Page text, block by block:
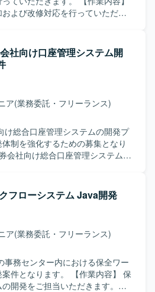
工程から開発・保守まで一気通
きます。 【開発環境】
心としたWebアプリケーション
。クラウド技術としてAWSを利
定義や基本設計など上流工程に
。
よび改修対応を行っていただき
ーやドキュメント作成も対応して
を取りながら主体的に動いてい
。既存システムの仕様を理解し
ただける方が望ましいです。
設計からテストまで一貫して担
流まで幅広い工程の経験を積む
ステムの機能追加や改善を通じて
ていただけます。 【開発環
SQL、AWS、Gitなどを用いた
社向け口座管理システム開
ア(業務委託・フリーランス)
け総合口座管理システムの開発プ
制を強化するための募集となり
組んで頂ける方を求めておりま
、大規模かつ専門性の高いドメ
た開発スキルを磨いて頂けま
、Struts
フローシステム Java開発
ア(業務委託・フリーランス)
事務センター内における保全ワー
ます。 【作業内容】 保
開発をご担当いただきます。